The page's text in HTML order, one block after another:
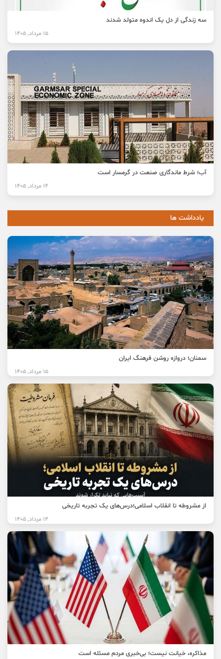
سه زندگی از دل یک اندوه متولد شدند
15 مرداد, 1405
آب؛ شرط ماندگاری صنعت در گرمسار است
14 مرداد, 1405
یادداشت ها
سمنان؛ دروازه روشن فرهنگ ایران
15 مرداد, 1405
از مشروطه تا انقلاب اسلامی؛درس‌های یک تجربه تاریخی
14 مرداد, 1405
مذاکره، خیانت نیست؛ بی‌خبری مردم مسئله است